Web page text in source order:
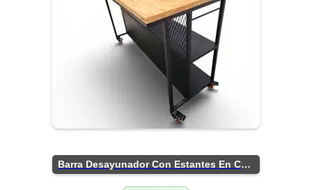
Barra Desayunador Con Estantes En Chapa